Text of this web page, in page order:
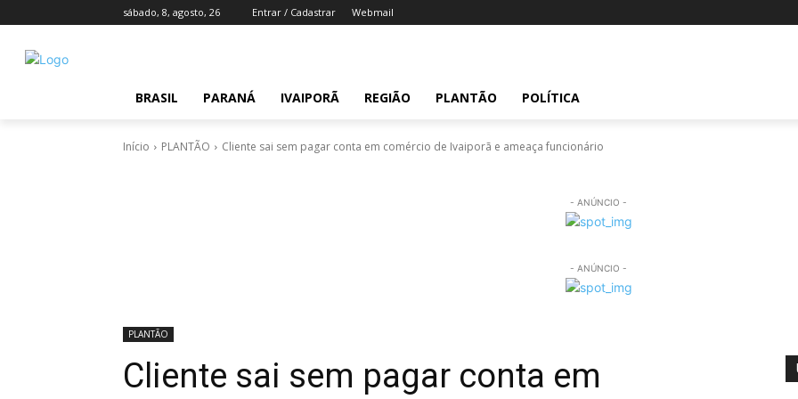
sábado, 8, agosto, 26 Entrar / Cadastrar Webmail
BRASIL PARANÁ IVAIPORÃ REGIÃO PLANTÃO POLÍTICA
Início PLANTÃO Cliente sai sem pagar conta em comércio de Ivaiporã e ameaça funcionário
- ANÚNCIO -
- ANÚNCIO -
PLANTÃO
Cliente sai sem pagar conta em